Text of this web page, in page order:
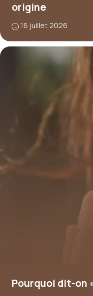
origine
16 juillet 2026
Pourquoi dit-on